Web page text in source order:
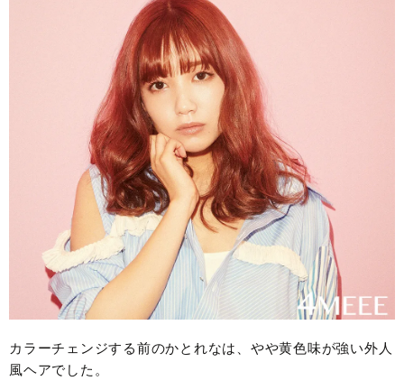
カラーチェンジする前のかとれなは、やや黄色味が強い外人
風ヘアでした。